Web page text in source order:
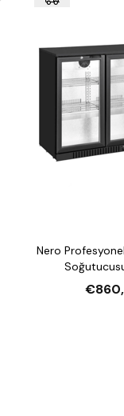
Nero